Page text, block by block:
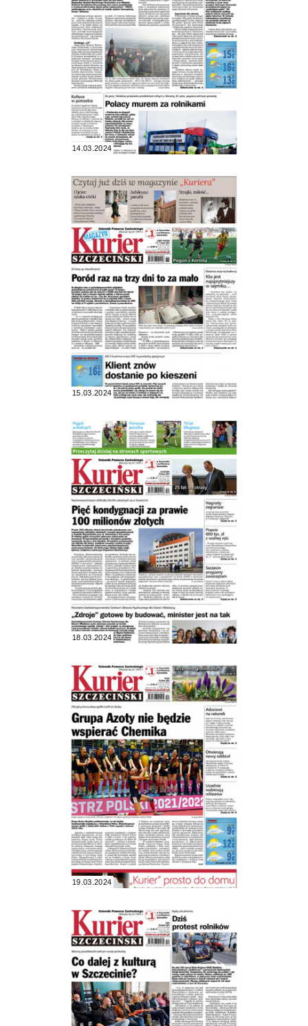
14.03.2024
15.03.2024
18.03.2024
19.03.2024